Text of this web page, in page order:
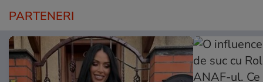
PARTENERI